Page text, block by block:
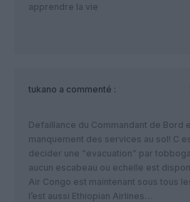
apprendre la vie
tukano a commenté :
Defaillance du Commandant de Bord
manquement des services au sol! C
decider une “evacuation” par
aucun escabeau ou echelle est
Air Congo est maintenant sous tous
l’est aussi Ethiopian Airlines…